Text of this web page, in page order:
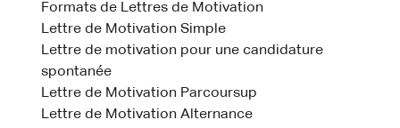
Formats de Lettres de Motivation
Lettre de Motivation Simple
Lettre de motivation pour une candidature
spontanée
Lettre de Motivation Parcoursup
Lettre de Motivation Alternance